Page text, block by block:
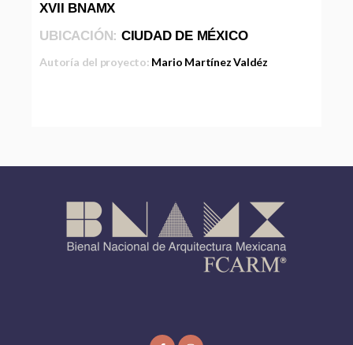
XVII BNAMX
UBICACIÓN: CIUDAD DE MÉXICO
Autoría del proyecto: Mario Martínez Valdéz